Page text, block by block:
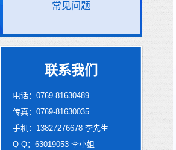
常见问题
联系我们
电话：0769-81630489
传真：0769-81630035
手机：13827276678 李先生
Q Q：63019053 李小姐